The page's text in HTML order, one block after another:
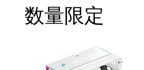
数量限定